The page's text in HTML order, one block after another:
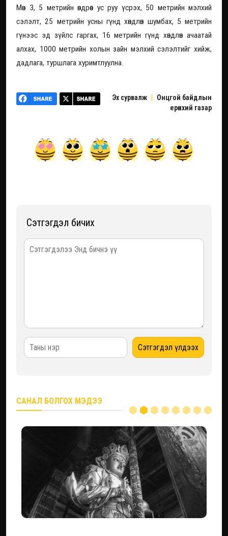
Мөн 3, 5 метрийн өндрөөс ус руу үсрэх, 50 метрийн мэлхий
сэлэлт, 25 метрийн усны гүнд хөндлөн шумбах, 5 метрийн
гүнээс эд зүйлс гаргах, 16 метрийн гүнд хөндлөн ачаатай
алхах, 1000 метрийн холын зайн мэлхий сэлэлтийг хийж,
дадлага, туршлага хуримтлуулна.
Эх сурвалж
Онцгой байдлын
ерөнхий газар
Сэтгэгдэл бичих
САНАЛ БОЛГОХ МЭДЭЭ